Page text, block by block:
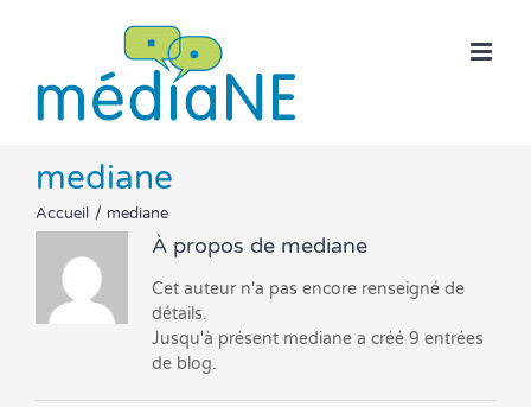
mediane
Accueil mediane
À propos de mediane
Cet auteur n'a pas encore renseigné de
détails.
Jusqu'à présent mediane a créé 9 entrées
de blog.